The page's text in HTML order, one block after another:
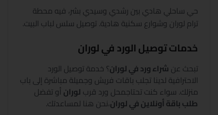
حي ساحلي هادي بين رشدي وسيدي بشر، فيه محطة
ترام لوران وشوارع سكنية هادية. توصيل سلس لباب البيت.
خدمات توصيل الورد فيلوران
تبحث عن شراء ورد فيلوران؟ خدمة توصيل الورد
الاحترافية لدينا تجلب باقات فريش وجميلة مباشرة إلى باب
منزلك. سواء كنت تحتاجمحل ورد قرب لوران أو تفضل
طلب باقة أونلاين فيلوران،نحن هنا لمساعدتك.